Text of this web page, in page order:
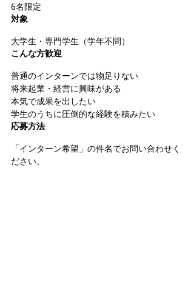
6名限定
対象
大学生・専門学生（学年不問）
こんな方歓迎
普通のインターンでは物足りない
将来起業・経営に興味がある
本気で成果を出したい
学生のうちに圧倒的な経験を積みたい
応募方法
「インターン希望」の件名でお問い合わせく
ださい。